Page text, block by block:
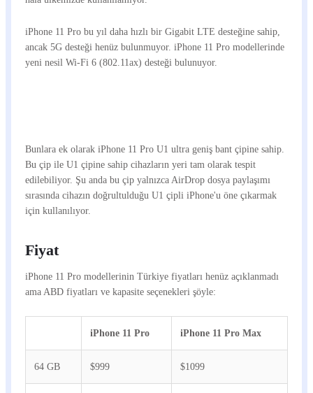
iPhone 11 Pro bu yıl daha hızlı bir Gigabit LTE desteğine sahip,
ancak 5G desteği henüz bulunmuyor. iPhone 11 Pro modellerinde
yeni nesil Wi-Fi 6 (802.11ax) desteği bulunuyor.
Bunlara ek olarak iPhone 11 Pro U1 ultra geniş bant çipine sahip.
Bu çip ile U1 çipine sahip cihazların yeri tam olarak tespit
edilebiliyor. Şu anda bu çip yalnızca AirDrop dosya paylaşımı
sırasında cihazın doğrultulduğu U1 çipli iPhone'u öne çıkarmak
için kullanılıyor.
Fiyat
iPhone 11 Pro modellerinin Türkiye fiyatları henüz açıklanmadı
ama ABD fiyatları ve kapasite seçenekleri şöyle:
iPhone 11 Pro iPhone 11 Pro Max
64 GB $999 $1099